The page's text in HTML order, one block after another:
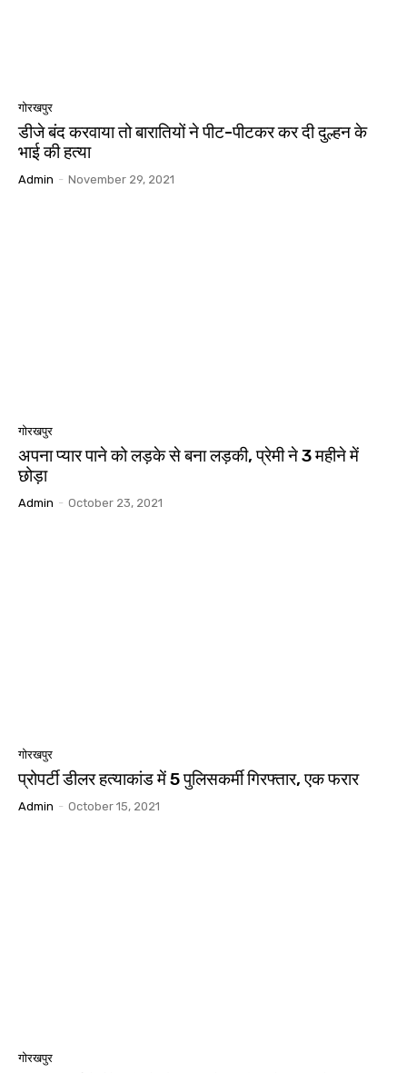
गोरखपुर
डीजे बंद करवाया तो बारातियों ने पीट-पीटकर कर दी दुल्हन के
भाई की हत्या
Admin - November 29, 2021
गोरखपुर
अपना प्यार पाने को लड़के से बना लड़की, प्रेमी ने 3 महीने में
छोड़ा
Admin - October 23, 2021
गोरखपुर
प्रोपर्टी डीलर हत्याकांड में 5 पुलिसकर्मी गिरफ्तार, एक फरार
Admin - October 15, 2021
गोरखपुर